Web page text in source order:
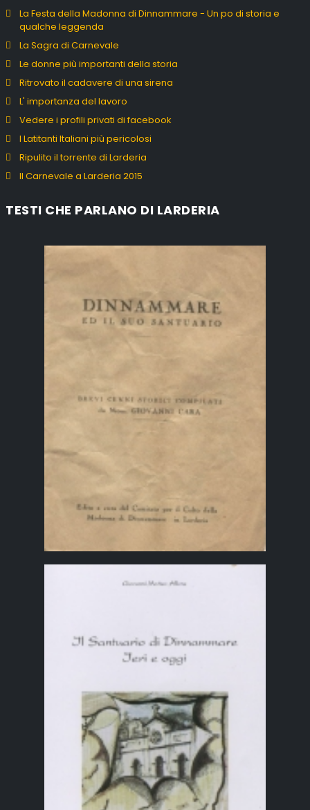
La Festa della Madonna di Dinnammare - Un po di storia e
qualche leggenda
La Sagra di Carnevale
Le donne più importanti della storia
Ritrovato il cadavere di una sirena
L' importanza del lavoro
Vedere i profili privati di facebook
I Latitanti Italiani più pericolosi
Ripulito il torrente di Larderia
Il Carnevale a Larderia 2015
TESTI CHE PARLANO DI LARDERIA